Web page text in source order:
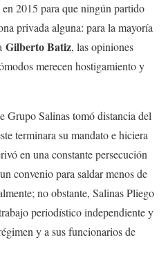
2015 para que ningún partido
privada alguna: para la mayoría
Gilberto Batiz, las opiniones
merecen hostigamiento y
Grupo Salinas tomó distancia del
terminara su mandato e hiciera
en una constante persecución
convenio para saldar menos de
no obstante, Salinas Pliego
periodístico independiente y
y a sus funcionarios de